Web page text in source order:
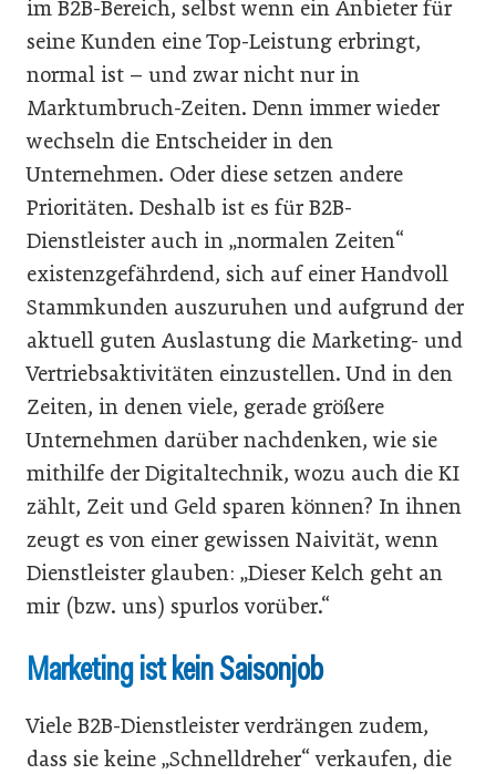
im B2B-Bereich, selbst wenn ein Anbieter für
seine Kunden eine Top-Leistung erbringt,
normal ist – und zwar nicht nur in
Marktumbruch-Zeiten. Denn immer wieder
wechseln die Entscheider in den
Unternehmen. Oder diese setzen andere
Prioritäten. Deshalb ist es für B2B-
Dienstleister auch in „normalen Zeiten“
existenzgefährdend, sich auf einer Handvoll
Stammkunden auszuruhen und aufgrund der
aktuell guten Auslastung die Marketing- und
Vertriebsaktivitäten einzustellen. Und in den
Zeiten, in denen viele, gerade größere
Unternehmen darüber nachdenken, wie sie
mithilfe der Digitaltechnik, wozu auch die KI
zählt, Zeit und Geld sparen können? In ihnen
zeugt es von einer gewissen Naivität, wenn
Dienstleister glauben: „Dieser Kelch geht an
mir (bzw. uns) spurlos vorüber.“
Marketing ist kein Saisonjob
Viele B2B-Dienstleister verdrängen zudem,
dass sie keine „Schnelldreher“ verkaufen, die